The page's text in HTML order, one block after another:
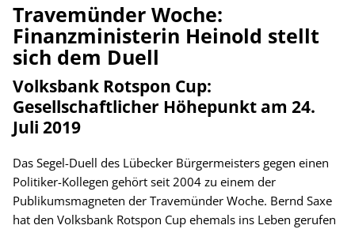
Travemünder Woche:
Finanzministerin Heinold stellt
sich dem Duell
Volksbank Rotspon Cup:
Gesellschaftlicher Höhepunkt am 24.
Juli 2019
Das Segel-Duell des Lübecker Bürgermeisters gegen einen
Politiker-Kollegen gehört seit 2004 zu einem der
Publikumsmagneten der Travemünder Woche. Bernd Saxe
hat den Volksbank Rotspon Cup ehemals ins Leben gerufen